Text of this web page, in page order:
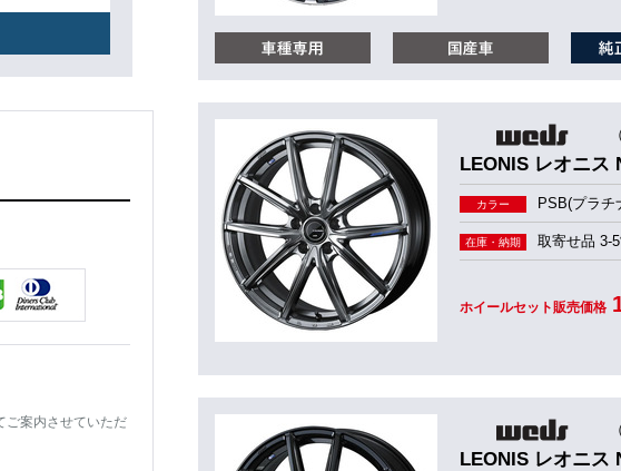
ご案内させていただ
LEONIS レオニス
カラー PSB(プラチ
在庫・納期 取寄せ品 3-
ホイールセット販売価格
LEONIS レオニス